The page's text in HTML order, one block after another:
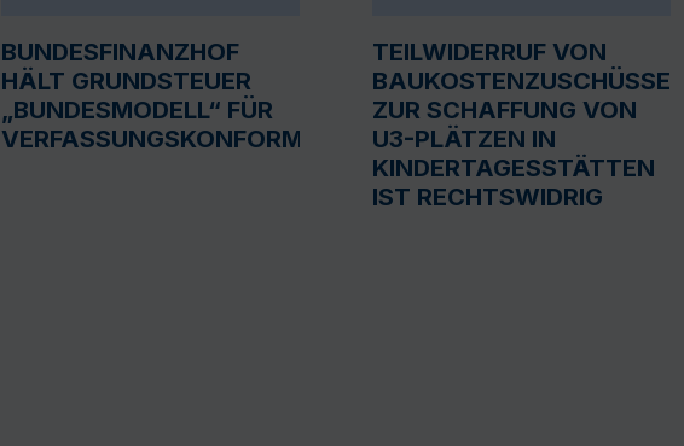
BUNDESFINANZHOF
HÄLT GRUNDSTEUER
„BUNDESMODELL“ FÜR
VERFASSUNGSKONFORM
TEILWIDERRUF VON
BAUKOSTENZUSCHÜSSEN
ZUR SCHAFFUNG VON
U3-PLÄTZEN IN
KINDERTAGESSTÄTTEN
IST RECHTSWIDRIG